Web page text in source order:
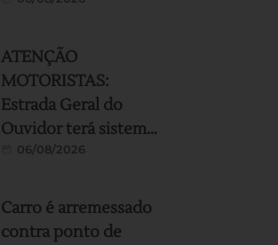
ATENÇÃO
MOTORISTAS:
Estrada Geral do
Ouvidor terá sistema
“siga e pare” durante
asfaltamento nesta
sexta e sábado
06/08/2026
Carro é arremessado
contra ponto de